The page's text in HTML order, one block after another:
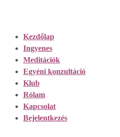
tartalomhoz
Kezdőlap
Ingyenes
Meditációk
Egyéni konzultáció
Klub
Rólam
Kapcsolat
Bejelentkezés